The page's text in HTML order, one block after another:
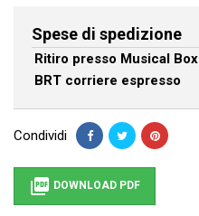
Spese di spedizione
Ritiro presso Musical Box
BRT corriere espresso
Condividi
 DOWNLOAD PDF